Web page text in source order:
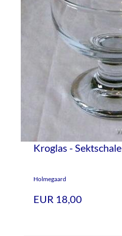
Kroglas - Sektschale
Holmegaard
EUR 18,00